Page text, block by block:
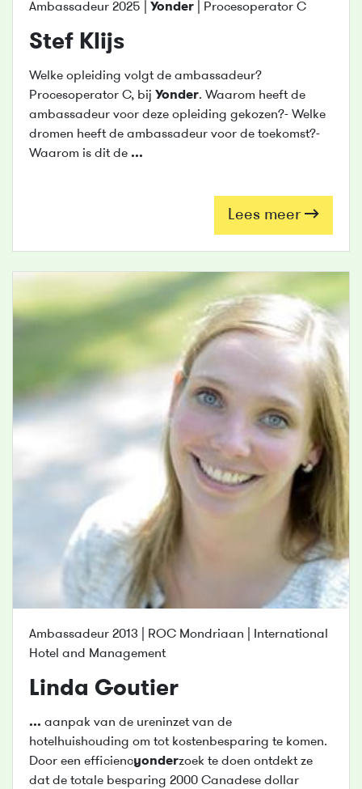
Ambassadeur 2025 | Yonder | Procesoperator C
Stef Klijs
Welke opleiding volgt de ambassadeur?
Procesoperator C, bij Yonder. Waarom heeft de
ambassadeur voor deze opleiding gekozen?- Welke
dromen heeft de ambassadeur voor de toekomst?-
Waarom is dit de ...
Lees meer
Ambassadeur 2013 | ROC Mondriaan | International
Hotel and Management
Linda Goutier
... aanpak van de ureninzet van de
hotelhuishouding om tot kostenbesparing te komen.
Door een efficiencyonderzoek te doen ontdekt ze
dat de totale besparing 2000 Canadese dollar